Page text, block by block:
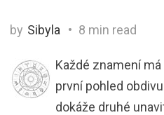
by Sibyla 8 min read
Každé znamení
první pohled
dokáže druhé